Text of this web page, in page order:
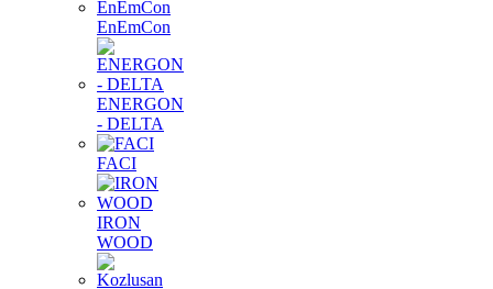
EnEmCon
ENERGON
- DELTA
FACI
IRON
WOOD